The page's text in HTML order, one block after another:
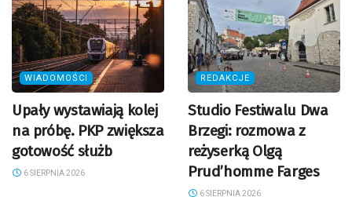
WIADOMOŚCI
Upały wystawiają kolej
na próbę. PKP zwiększa
gotowość służb
6 SIERPNIA 2026
REDAKCJE
Studio Festiwalu Dwa
Brzegi: rozmowa z
reżyserką Olgą
Prud’homme Farges
6 SIERPNIA 2026